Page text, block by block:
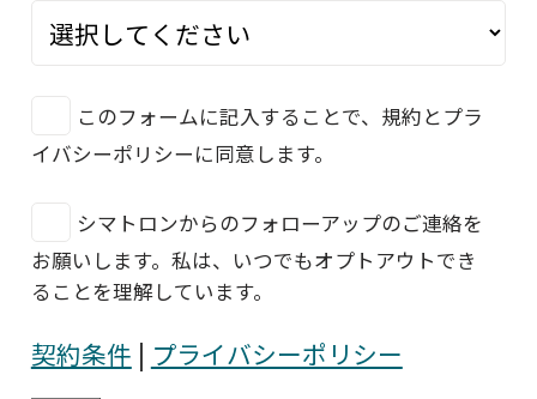
このフォームに記入することで、規約とプラ
イバシーポリシーに同意します。
シマトロンからのフォローアップのご連絡を
お願いします。私は、いつでもオプトアウトでき
ることを理解しています。
契約条件 | プライバシーポリシー